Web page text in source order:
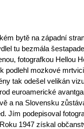
bytě na západní
tu bezmála
fotografkou Hellou
podlehl mozkové
tak odešel velikán
euroamerické
a na Slovensku
Jím podepisoval
1947 získal